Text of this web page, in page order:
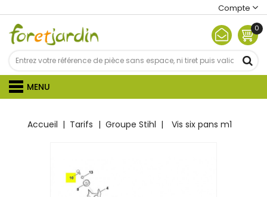
Compte
0
MENU
Accueil Tarifs Groupe Stihl Vis six pans m1